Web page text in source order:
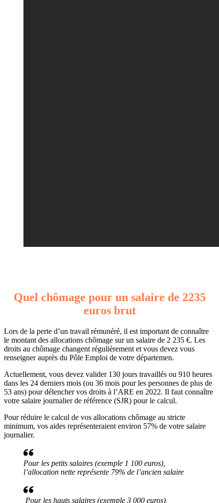
Quel chômage pour un salaire de 2235
euros brut
Lors de la perte d’un travail rémunéré, il est important de connaître
le montant des allocations chômage sur un salaire de 2 235 €. Les
droits au chômage changent régulièrement et vous devez vous
renseigner auprès du Pôle Emploi de votre départemen.
Actuellement, vous devez valider 130 jours travaillés ou 910 heures
dans les 24 derniers mois (ou 36 mois pour les personnes de plus de
53 ans) pour délencher vos droits à l’ARE en 2022. Il faut connaître
votre salaire journalier de référence (SJR) pour le calcul.
Pour réduire le calcul de vos allocations chômage au stricte
minimum, vos aides représenteraient environ 57% de votre salaire
journalier.
Pour les petits salaires (exemple 1 100 euros),
l’allocation nette représente 79% de l’ancien salaire
Pour les hauts salaires (exemple 3 000 euros),